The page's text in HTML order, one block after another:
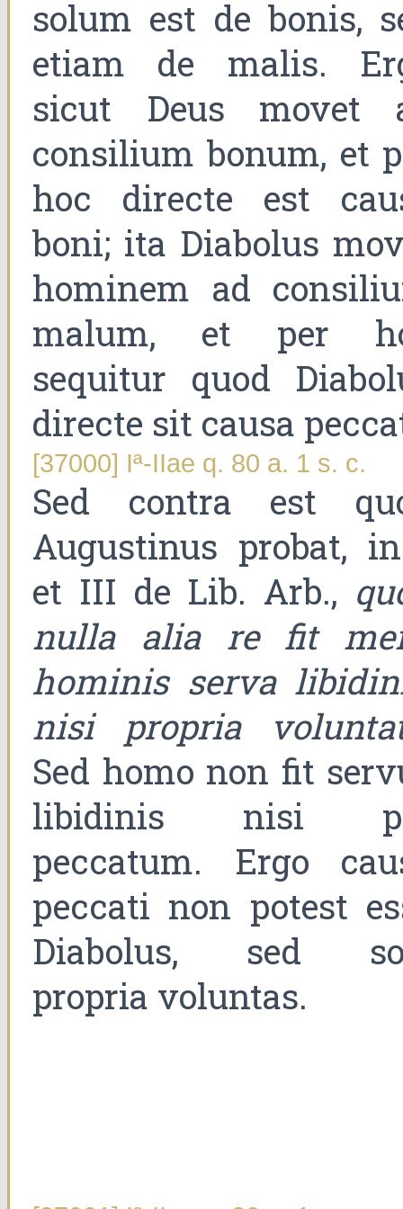
solum est de bonis,
etiam de malis.
sicut Deus movet
consilium bonum, et
hoc directe est
boni; ita Diabolus
hominem ad
malum, et per
sequitur quod
directe sit causa
[37000] Iª-IIae q. 80 a. 1 s. c.
Sed contra est
Augustinus probat,
et III de Lib. Arb.,
nulla alia re fit
hominis serva
nisi propria
Sed homo non fit
libidinis nisi
peccatum. Ergo
peccati non potest
Diabolus, sed
propria voluntas.